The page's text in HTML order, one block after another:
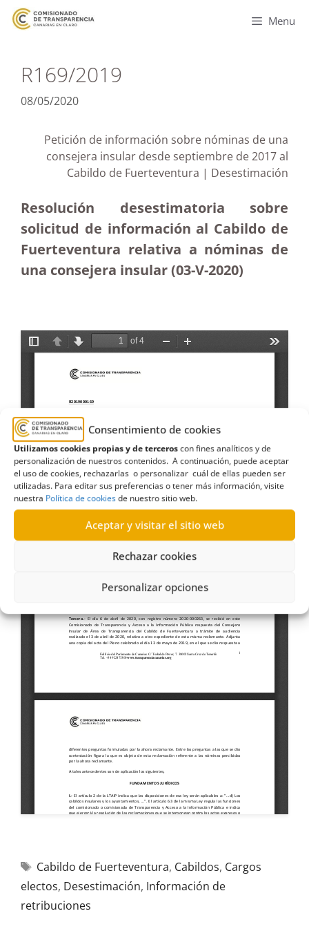
Consentimiento de cookies
Utilizamos cookies propias y de terceroscon fines analíticos y de
personalización de nuestros contenidos. A continuación, puede aceptar
el uso de cookies, rechazarlas o personalizar cuál de ellas pueden ser
utilizadas. Para editar sus preferencias o tener más información, visite
nuestra Política de cookiesde nuestro sitio web.
Aceptar y visitar el sitio web
Rechazar cookies
Personalizar opciones
Menu
R169/2019
08/05/2020
Petición de información sobre nóminas de una
consejera insular desde septiembre de 2017 al
Cabildo de Fuerteventura | Desestimación
Resolución desestimatoria sobre
solicitud de información al Cabildo de
Fuerteventura relativa a nóminas de
una consejera insular (03-V-2020)
Cabildo de Fuerteventura, Cabildos, Cargos
electos, Desestimación, Información de
retribuciones